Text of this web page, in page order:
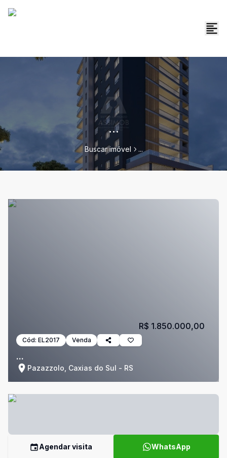
...
Buscar imóvel ...
Cód: EL2017 Venda
...
Pazazzolo, Caxias do Sul - RS
R$ 1.850.000,00
Agendar visita WhatsApp